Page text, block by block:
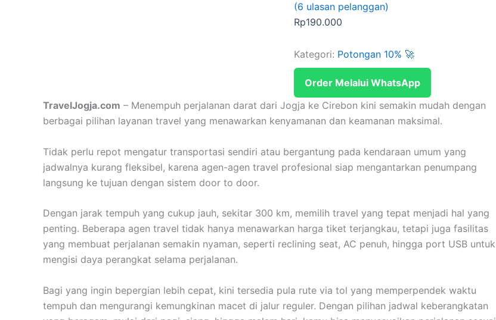
(6 ulasan pelanggan)
Rp190.000
Kategori: Potongan 10% 🚀
Order Melalui WhatsApp
TravelJogja.com – Menempuh perjalanan darat dari Jogja ke Cirebon kini semakin mudah dengan
berbagai pilihan layanan travel yang menawarkan kenyamanan dan keamanan maksimal.
Tidak perlu repot mengatur transportasi sendiri atau bergantung pada kendaraan umum yang
jadwalnya kurang fleksibel, karena agen-agen travel profesional siap mengantarkan penumpang
langsung ke tujuan dengan sistem door to door.
Dengan jarak tempuh yang cukup jauh, sekitar 300 km, memilih travel yang tepat menjadi hal yang
penting. Beberapa agen travel tidak hanya menawarkan harga tiket terjangkau, tetapi juga fasilitas
yang membuat perjalanan semakin nyaman, seperti reclining seat, AC penuh, hingga port USB untuk
mengisi daya perangkat selama perjalanan.
Bagi yang ingin bepergian lebih cepat, kini tersedia pula rute via tol yang memperpendek waktu
tempuh dan mengurangi kemungkinan macet di jalur reguler. Dengan pilihan jadwal keberangkatan